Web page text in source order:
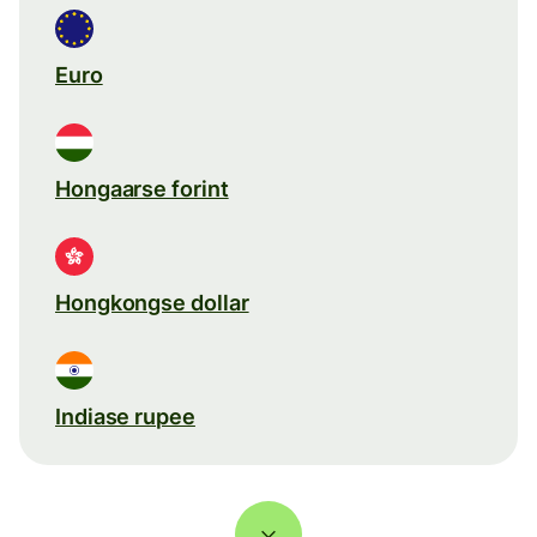
Euro
Hongaarse forint
Hongkongse dollar
Indiase rupee